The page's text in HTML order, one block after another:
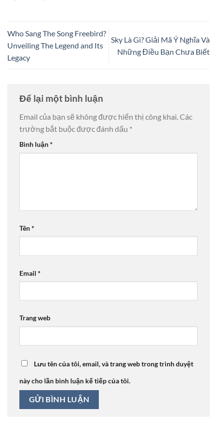
Who Sang The Song Freebird?
Unveiling The Legend and Its
Legacy
Sky Là Gì? Giải Mã Ý Nghĩa Và
Những Điều Bạn Chưa Biết
Để lại một bình luận
Email của bạn sẽ không được hiển thị công khai.Các
trường bắt buộc được đánh dấu *
Bình luận*
Tên*
Email *
Trang web
Lưu tên của tôi, email, và trang web trong trình duyệt
này cho lần bình luận kế tiếp của tôi.